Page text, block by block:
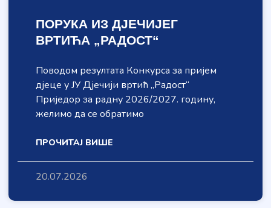
ПОРУКА ИЗ ДЈЕЧИЈЕГ
ВРТИЋА „РАДОСТ“
Поводом резултата Конкурса за пријем
дјеце у ЈУ Дјечији вртић „Радост“
Приједор за радну 2026/2027. годину,
желимо да се обратимо
ПРОЧИТАЈ ВИШЕ
20.07.2026